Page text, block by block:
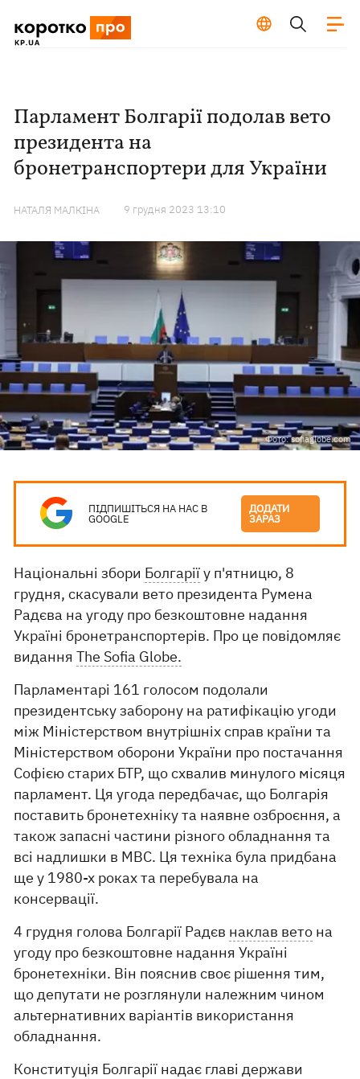
Парламент Болгарії подолав вето
президента на
бронетранспортери для України
НАТАЛЯ МАЛКІНА 9 грудня 2023 13:10
Фото: sofiaglobe.com
ПІДПИШІТЬСЯ НА НАС В
GOOGLE
ДОДАТИ
ЗАРАЗ
Національні збори Болгаріїу п'ятницю, 8
грудня, скасували вето президента Румена
Радєва на угоду про безкоштовне надання
Україні бронетранспортерів. Про це повідомляє
виданняThe Sofia Globe.
Парламентарі 161 голосом подолали
президентську заборону на ратифікацію угоди
між Міністерством внутрішніх справ країни та
Міністерством оборони України про постачання
Софією старих БТР, що схвалив минулого місяця
парламент. Ця угода передбачає, що Болгарія
поставить бронетехніку та наявне озброєння, а
також запасні частини різного обладнання та
всі надлишки в МВС. Ця техніка була придбана
ще у 1980-х роках та перебувала на
консервації.
4 грудня голова Болгарії Радєв наклав вето на
угоду про безкоштовне надання Україні
бронетехніки. Він пояснив своє рішення тим,
що депутати не розглянули належним чином
альтернативних варіантів використання
обладнання.
Конституція Болгарії надає главі держави